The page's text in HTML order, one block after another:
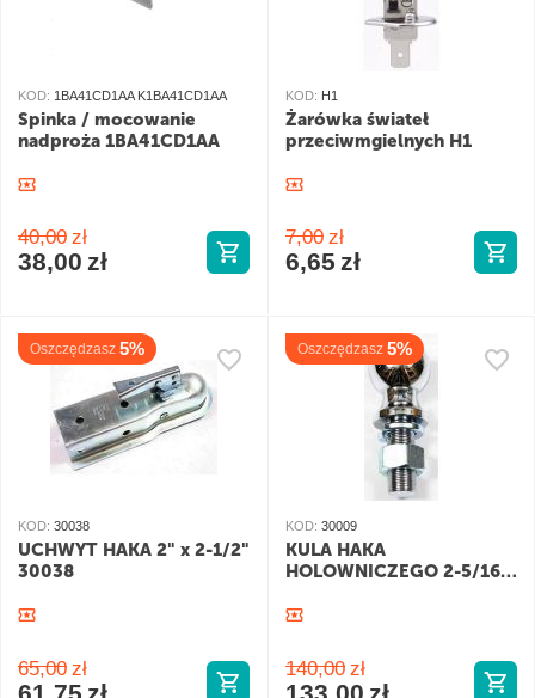
KOD: 1BA41CD1AA K1BA41CD1AA
Spinka / mocowanie
nadproża 1BA41CD1AA
40,00 zł
38,00 zł
KOD: H1
Żarówka świateł
przeciwmgielnych H1
7,00 zł
6,65 zł
Oszczędzasz 5%
KOD: 30038
UCHWYT HAKA 2" x 2-1/2"
30038
65,00 zł
61,75 zł
Oszczędzasz 5%
KOD: 30009
KULA HAKA
HOLOWNICZEGO 2-5/16"
140,00 zł
133,00 zł